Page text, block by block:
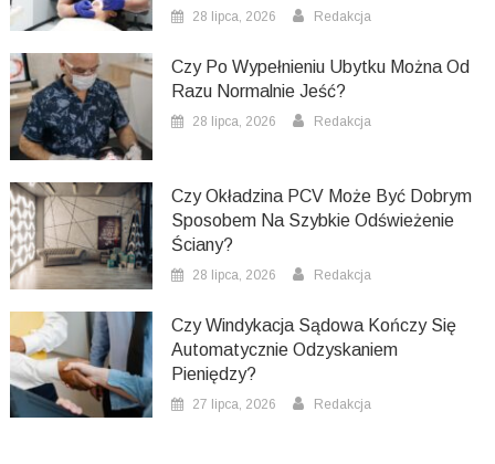
28 lipca, 2026 Redakcja
Czy Po Wypełnieniu Ubytku Można Od
Razu Normalnie Jeść?
28 lipca, 2026 Redakcja
Czy Okładzina PCV Może Być Dobrym
Sposobem Na Szybkie Odświeżenie
Ściany?
28 lipca, 2026 Redakcja
Czy Windykacja Sądowa Kończy Się
Automatycznie Odzyskaniem
Pieniędzy?
27 lipca, 2026 Redakcja